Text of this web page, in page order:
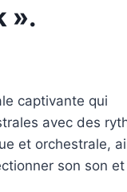
».
captivante qui
avec des
et orchestrale,
son son et